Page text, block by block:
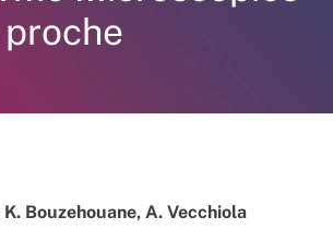
Bouzehouane, A. Vecchiola